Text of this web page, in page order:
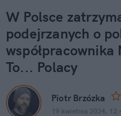
W Polsce
podejrzanych o
współpracownika
To... Polacy
Piotr Brzózka
19 kwietnia 2024,